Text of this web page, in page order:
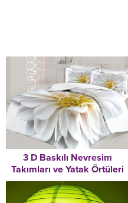
3 D Baskılı Nevresim
Takımları ve Yatak Örtüleri